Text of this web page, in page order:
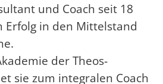
und Coach seit 18
Erfolg in den Mittelstand
der Theos-
sie zum integralen Coach